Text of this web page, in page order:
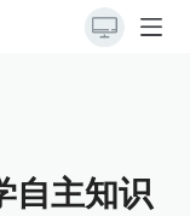
自主知识